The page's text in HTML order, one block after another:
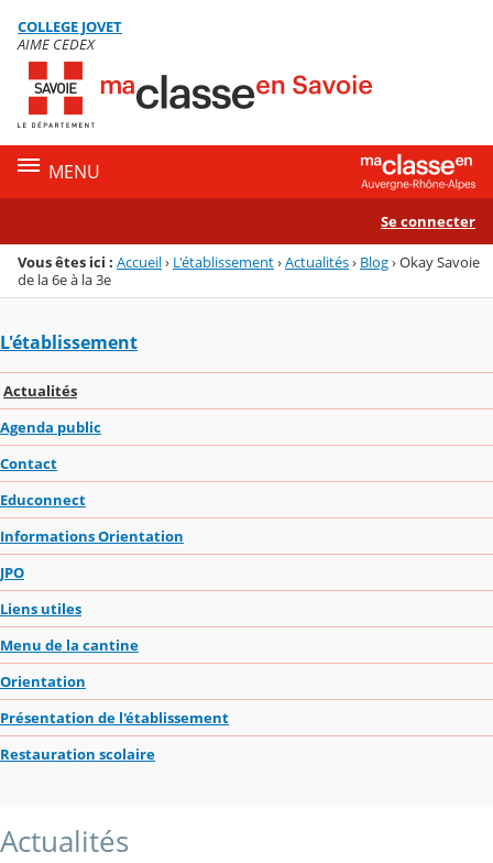
Menu de la rubrique
Contenu
COLLEGE JOVET
AIME CEDEX
MENU
Se connecter
Vous êtes ici : Accueil› L'établissement›Actualités› Blog›Okay Savoie
de la 6e à la 3e
L'établissement
Actualités
Agenda public
Contact
Educonnect
Informations Orientation
JPO
Liens utiles
Menu de la cantine
Orientation
Présentation de l'établissement
Restauration scolaire
Actualités